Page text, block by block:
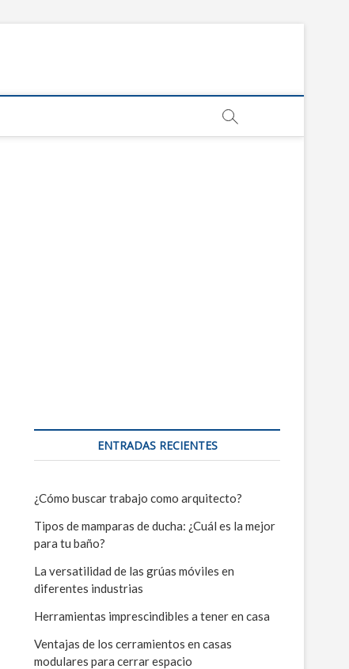
ENTRADAS RECIENTES
¿Cómo buscar trabajo como arquitecto?
Tipos de mamparas de ducha: ¿Cuál es la mejor
para tu baño?
La versatilidad de las grúas móviles en
diferentes industrias
Herramientas imprescindibles a tener en casa
Ventajas de los cerramientos en casas
modulares para cerrar espacio